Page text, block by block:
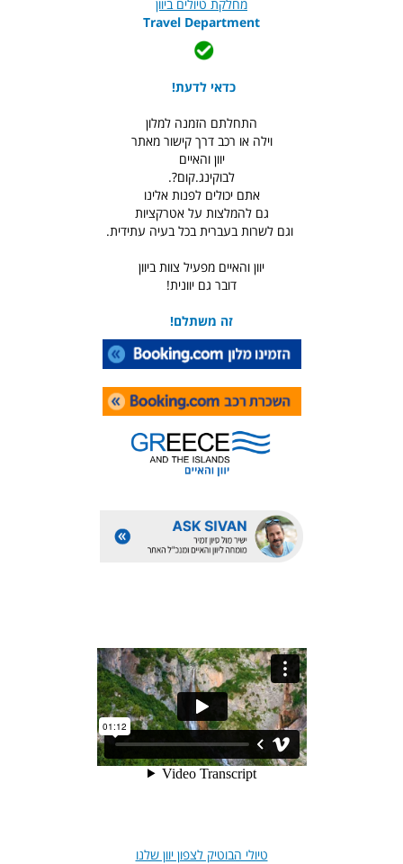
מחלקת טיולים ביוון
Travel Department
כדאי לדעת!
התחלתם הזמנה למלון
וילה או רכב דרך קישור מאתר
יוון והאיים
לבוקינג.קום?.
אתם יכולים לפנות אלינו
גם להמלצות על אטרקציות
וגם לשרות בעברית בכל בעיה עתידית.
יוון והאיים מפעיל צוות ביוון
דובר גם יוונית!
זה משתלם!
טיולי הבוטיק לצפון יוון שלנו